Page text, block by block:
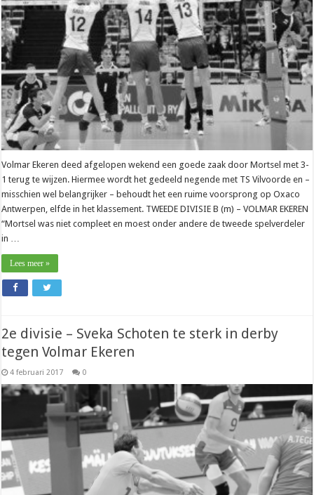
Volmar Ekeren deed afgelopen wekend een goede zaak door Mortsel met 3-
1 terug te wijzen. Hiermee wordt het gedeeld negende met TS Vilvoorde en –
misschien wel belangrijker – behoudt het een ruime voorsprong op Oxaco
Antwerpen, elfde in het klassement. TWEEDE DIVISIE B (m) – VOLMAR EKEREN
“Mortsel was niet compleet en moest onder andere de tweede spelverdeler
in …
Lees meer »
2e divisie – Sveka Schoten te sterk in derby
tegen Volmar Ekeren
4 februari 2017 0